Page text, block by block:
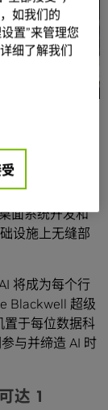
6 日—NVIDIA
，全球的 AI
Blackwell 超
于 AI 大模型的
面系统开发和
设施上无缝部
将成为每个行
Blackwell 超级
置于每位数据科
与并缔造 AI 时
达 1
如我们的
置”来管理您
细了解我们